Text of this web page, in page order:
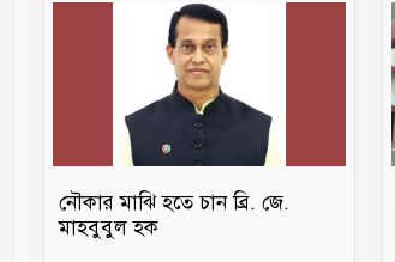
নৌকার মাঝি হতে চান ব্রি. জে.
মাহবুবুল হক